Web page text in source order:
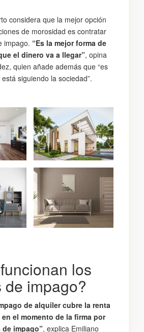
considera que la mejor opción
de morosidad es contratar
impago. “Es la mejor forma de
el dinero va a llegar”, opina
quien añade además que “es
siguiendo la sociedad”.
los
de impago?
de alquiler cubre la renta
el momento de la firma por
de impago”, explica Emiliano